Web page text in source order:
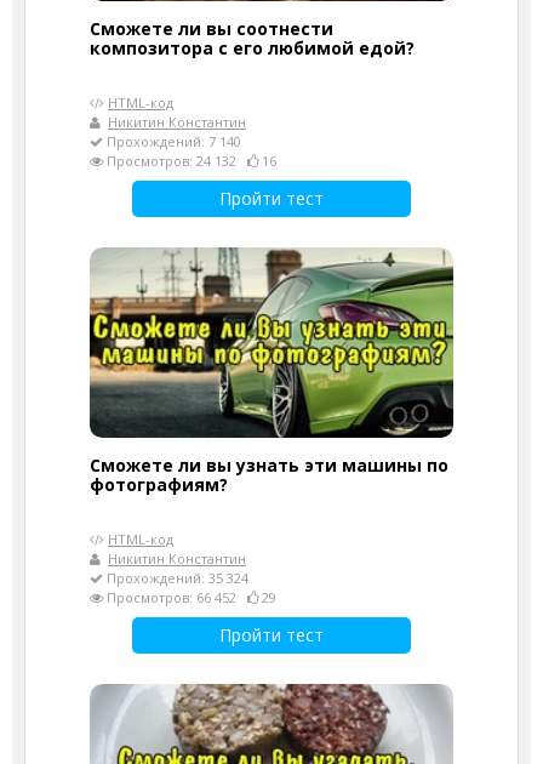
Сможете ли вы соотнести
композитора с его любимой едой?
HTML-код
Никитин Константин
Прохождений: 7 140
Просмотров: 24 132
16
Пройти тест
Сможете ли вы узнать эти машины по
фотографиям?
HTML-код
Никитин Константин
Прохождений: 35 324
Просмотров: 66 452
29
Пройти тест